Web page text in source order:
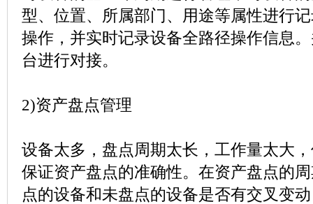
型、位置、所属部门、用途等属性进行
操作，并实时记录设备全路径操作信息
台进行对接。
2)资产盘点管理
设备太多，盘点周期太长，工作量太大
保证资产盘点的准确性。在资产盘点的
点的设备和未盘点的设备是否有交叉变